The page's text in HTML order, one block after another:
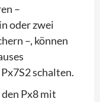
–
oder zwei
–, können
schalten.
Px8 mit